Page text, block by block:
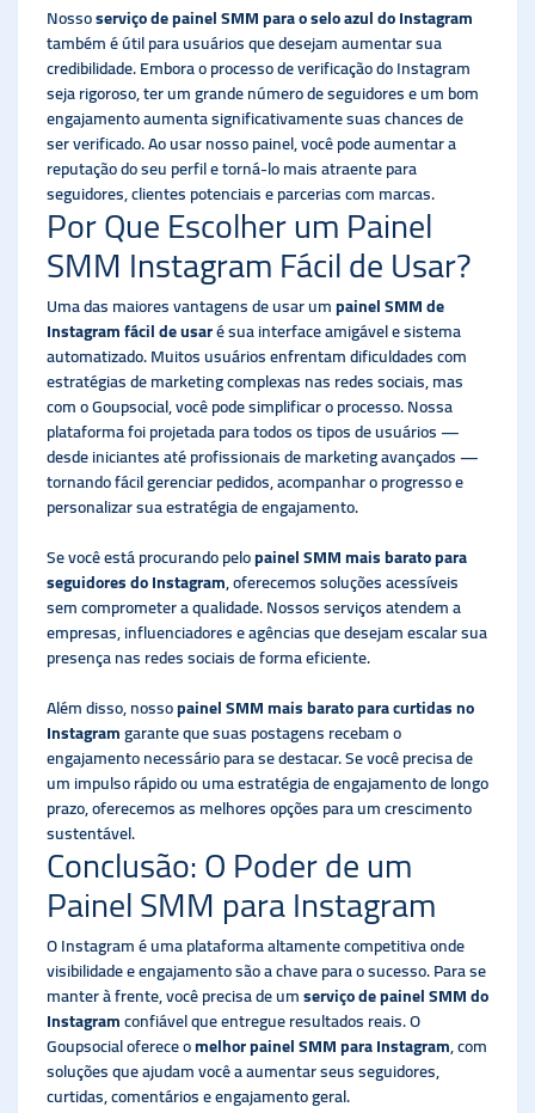
Nossoserviço de painel SMM para o selo azul do Instagram
também é útil para usuários que desejam aumentar sua
credibilidade. Embora o processo de verificação do Instagram
seja rigoroso, ter um grande número de seguidores e um bom
engajamento aumenta significativamente suas chances de
ser verificado. Ao usar nosso painel, você pode aumentar a
reputação do seu perfil e torná-lo mais atraente para
seguidores, clientes potenciais e parcerias com marcas.
Por Que Escolher um Painel
SMM Instagram Fácil de Usar?
Uma das maiores vantagens de usar umpainel SMM de
Instagram fácil de usaré sua interface amigável e sistema
automatizado. Muitos usuários enfrentam dificuldades com
estratégias de marketing complexas nas redes sociais, mas
com o Goupsocial, você pode simplificar o processo. Nossa
plataforma foi projetada para todos os tipos de usuários —
desde iniciantes até profissionais de marketing avançados —
tornando fácil gerenciar pedidos, acompanhar o progresso e
personalizar sua estratégia de engajamento.
Se você está procurando pelopainel SMM mais barato para
seguidores do Instagram, oferecemos soluções acessíveis
sem comprometer a qualidade. Nossos serviços atendem a
empresas, influenciadores e agências que desejam escalar sua
presença nas redes sociais de forma eficiente.
Além disso, nossopainel SMM mais barato para curtidas no
Instagramgarante que suas postagens recebam o
engajamento necessário para se destacar. Se você precisa de
um impulso rápido ou uma estratégia de engajamento de longo
prazo, oferecemos as melhores opções para um crescimento
sustentável.
Conclusão: O Poder de um
Painel SMM para Instagram
O Instagram é uma plataforma altamente competitiva onde
visibilidade e engajamento são a chave para o sucesso. Para se
manter à frente, você precisa de umserviço de painel SMM do
Instagramconfiável que entregue resultados reais. O
Goupsocial oferece omelhor painel SMM para Instagram, com
soluções que ajudam você a aumentar seus seguidores,
curtidas, comentários e engajamento geral.